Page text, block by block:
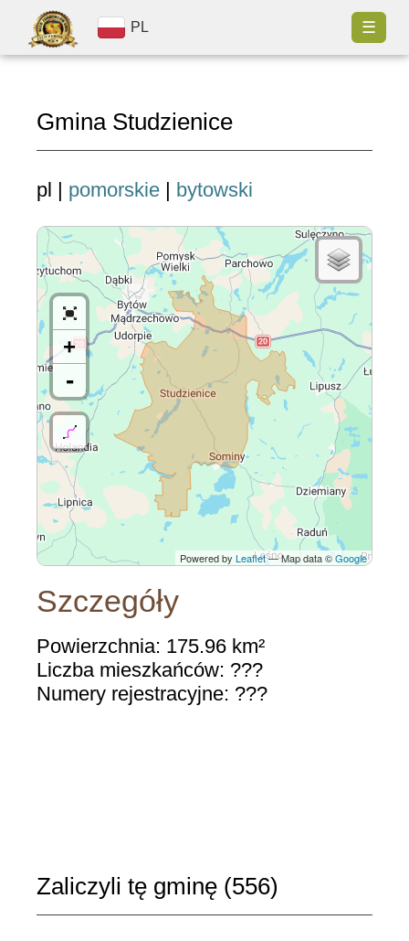
PL ☰
Gmina Studzienice
pl | pomorskie | bytowski
+
-
Powered by Leaflet— Map data ©Google
Szczegóły
Powierzchnia: 175.96 km²
Liczba mieszkańców: ???
Numery rejestracyjne: ???
Zaliczyli tę gminę (556)